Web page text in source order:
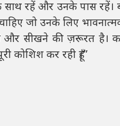
रहें और उनके पास रहें।
जो उनके लिए
सीखने की ज़रूरत है। कई
कोशिश कर रही हूँ।”